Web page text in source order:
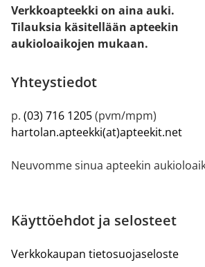
Verkkoapteekki on aina auki.
Tilauksia käsitellään apteekin
aukioloaikojen mukaan.
Yhteystiedot
p. (03) 716 1205(pvm/mpm)
hartolan.apteekki(at)apteekit.net
Neuvomme sinua apteekin
Käyttöehdot ja selosteet
Verkkokaupan tietosuojaseloste